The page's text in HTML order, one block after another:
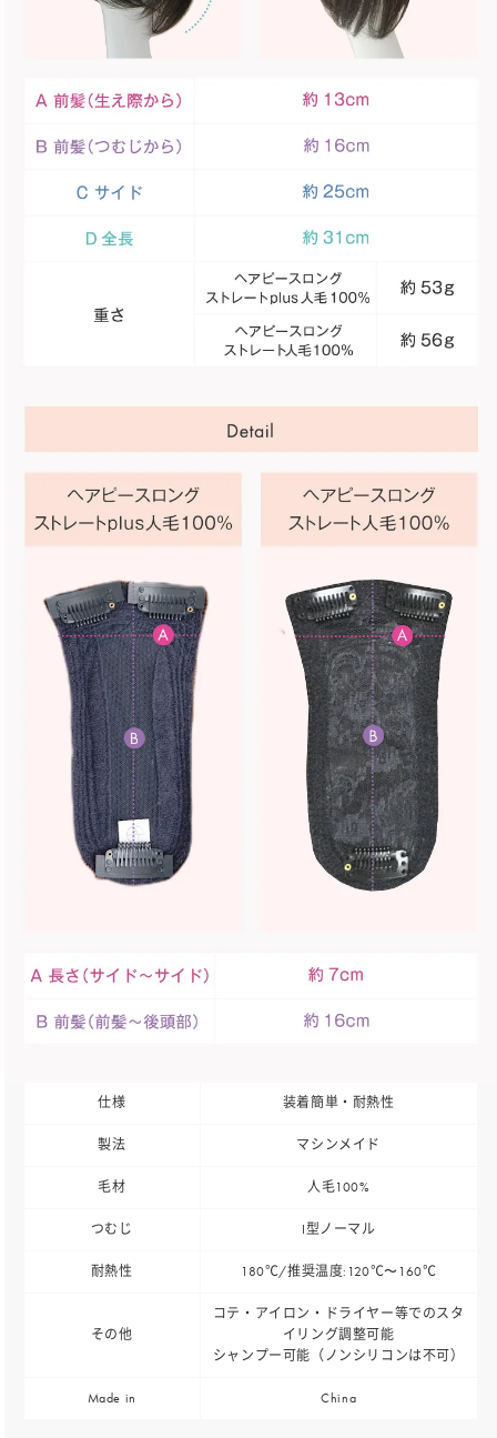
仕様 装着簡単・耐熱性
製法 マシンメイド
毛材 人毛100%
つむじ I型ノーマル
耐熱性 180℃/推奨温度:120℃〜160℃
その他
コテ・アイロン・ドライヤー等でのスタ
イリング調整可能
シャンプー可能（ノンシリコンは不可）
Made in China